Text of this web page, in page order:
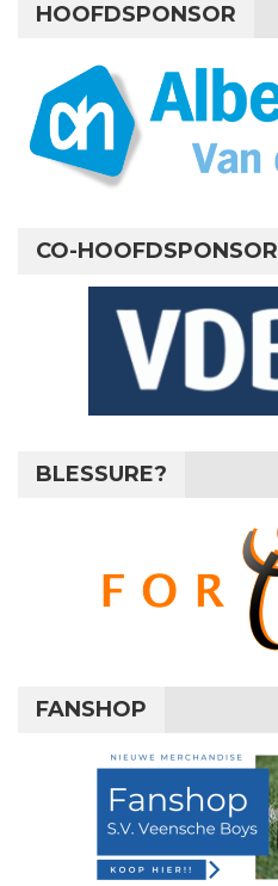
HOOFDSPONSOR
CO-HOOFDSPONSOR
BLESSURE?
FANSHOP